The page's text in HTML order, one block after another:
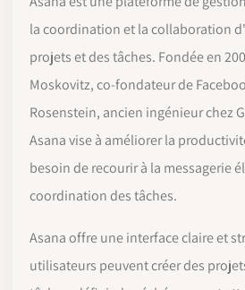
la coordination et la collaboration
projets et des tâches. Fondée en
Moskovitz, co-fondateur de
Rosenstein, ancien ingénieur chez
Asana vise à améliorer la
besoin de recourir à la messagerie
coordination des tâches.
Asana offre une interface claire et
utilisateurs peuvent créer des